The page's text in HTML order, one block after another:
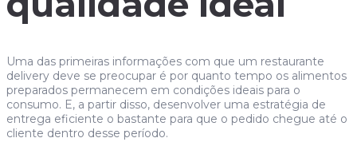
Uma das primeiras informações com que um restaurante
delivery deve se preocupar é por quanto tempo os alimentos
preparados permanecem em condições ideais para o
consumo. E, a partir disso, desenvolver uma estratégia de
entrega eficiente o bastante para que o pedido chegue até o
cliente dentro desse período.